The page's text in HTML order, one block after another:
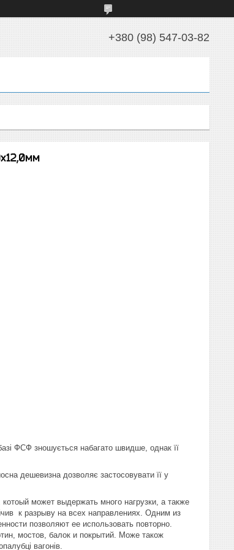
+380 (98) 547-03-82
ФСФ зношується набагато швидше, однак її
дешевизна дозволяє застосовувати її у
может выдержать много нагрузки, а также
к разрыву на всех направлениях. Одним из
позволяют ее использовать повторно.
мостов, балок и покрытий. Може також
вагонів.